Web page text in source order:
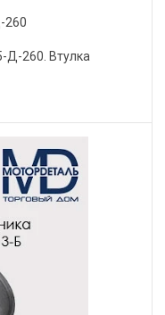
260
Д-260. Втулка